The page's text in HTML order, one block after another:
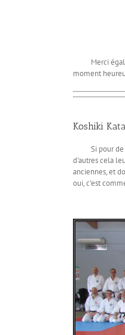
Merci
moment
Koshiki
Si pour de
d'autres cela
anciennes, et
oui, c'est